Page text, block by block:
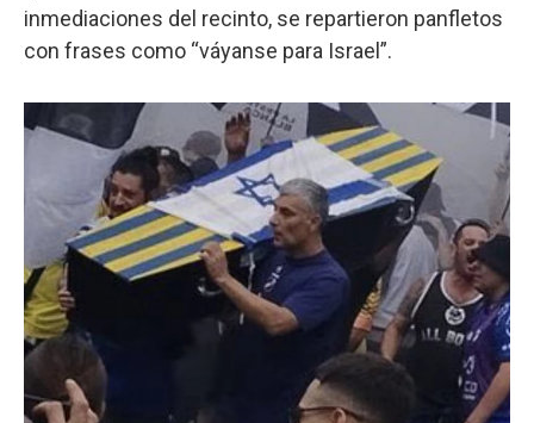
inmediaciones del recinto, se repartieron panfletos
con frases como “váyanse para Israel”.